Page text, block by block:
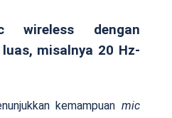
wireless dengan
misalnya 20 Hz-
kemampuan mic